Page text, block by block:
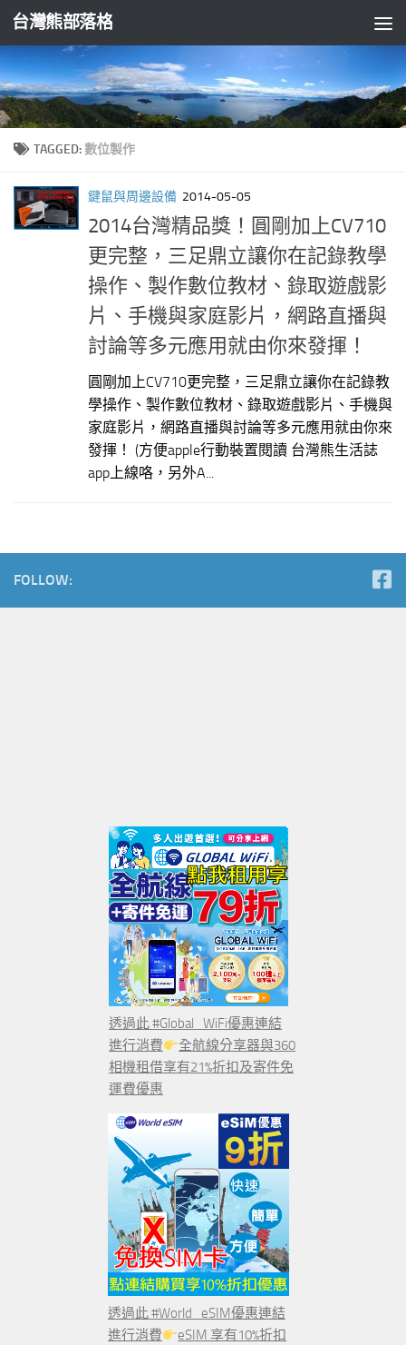
Skip to content
台灣熊部落格
TAGGED:數位製作
鍵鼠與周邊設備 2014-05-05
2014台灣精品獎！圓剛加上CV710
更完整，三足鼎立讓你在記錄教學
操作、製作數位教材、錄取遊戲影
片、手機與家庭影片，網路直播與
討論等多元應用就由你來發揮！
圓剛加上CV710更完整，三足鼎立讓你在記錄教
學操作、製作數位教材、錄取遊戲影片、手機與
家庭影片，網路直播與討論等多元應用就由你來
發揮！ (方便apple行動裝置閱讀 台灣熊生活誌
app上線咯，另外A...
FOLLOW:
透過此 #Global_WiFi優惠連結
進行消費
全航線分享器與360
相機租借享有21%折扣及寄件免
運費優惠
透過此 #World_eSIM優惠連結
進行消費
eSIM 享有10%折扣